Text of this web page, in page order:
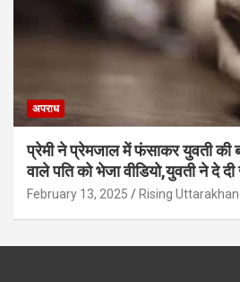
अपराध
प्रेमी ने प्रेमजाल में फंसाकर युवती की
वाले पत‍ि को भेजा वीड‍ियो,युवती ने दे
February 13, 2025 Rising